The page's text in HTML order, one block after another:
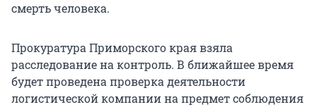
смерть человека.
Прокуратура Приморского края взяла
расследование на контроль. В ближайшее время
будет проведена проверка деятельности
логистической компании на предмет соблюдения